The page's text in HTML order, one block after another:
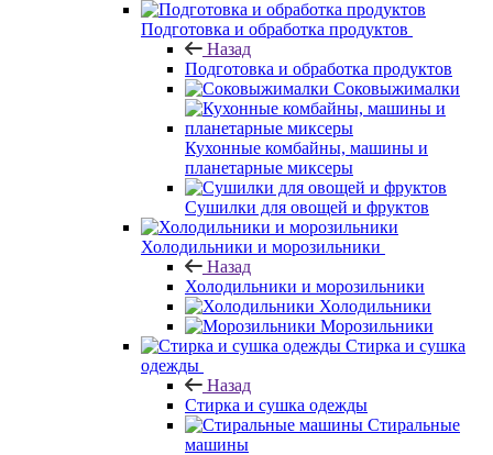
Подготовка и обработка продуктов
Назад
Подготовка и обработка продуктов
Соковыжималки
Кухонные комбайны, машины и
планетарные миксеры
Сушилки для овощей и фруктов
Холодильники и морозильники
Назад
Холодильники и морозильники
Холодильники
Морозильники
Стирка и сушка
одежды
Назад
Стирка и сушка одежды
Стиральные
машины